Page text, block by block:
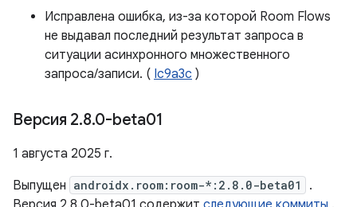
Исправлена ​​ошибка, из-за которой Room Flows
не выдавал последний результат запроса в
ситуации асинхронного множественного
запроса/записи. ( Ic9a3c )
Версия 2.8.0-beta01
1 августа 2025 г.
Выпущен androidx.room:room-*:2.8.0-beta01
.